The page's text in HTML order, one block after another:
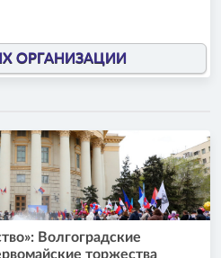
ОРГАНИЗАЦИИ
Волгоградские
торжества